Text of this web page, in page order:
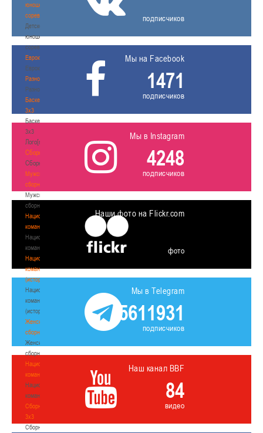
юношеские
соревнования
Детско-
юношеские
соревнования
Еврокубки
Еврокубки
Разное
Разное
Баскетбол
3х3
Баскетбол
3х3
Лого[modid=121]
Сборные
Сборные
Мужские
сборные
Мужские
сборные
Национальная
команда
Национальная
команда
Национальная
команда
(история)
Национальная
команда
(история)
Женские
сборные
Женские
сборные
Национальная
команда
Национальная
команда
Сборные
3х3
Сборные
подписчиков
Мы на Facebook
1471
подписчиков
Мы в Instagram
4248
подписчиков
Наши фото на Flickr.com
фото
Мы в Telegram
5611931
подписчиков
Наш канал BBF
84
видео